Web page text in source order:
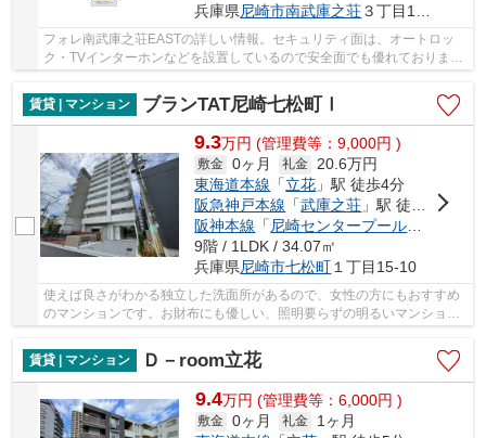
兵庫県尼崎市南武庫之荘３丁目18-6
フォレ南武庫之荘EASTの詳しい情報。セキュリティ面は、オートロッ
ク・TVインターホンなどを設置しているので安全面でも優れておりま
す。室内設備はシステムキッチン・エアコン・ネッ...
賃貸 | マンション
ブランTAT尼崎七松町Ⅰ
9.3万円 (管理費等：9,000円 )
敷金 0ヶ月 礼金 20.6万円
東海道本線 「立花 」駅 徒歩4分
阪急神戸本線 「武庫之荘 」駅 徒歩31分
阪神本線 「尼崎センタープール前
9階 / 1LDK / 34.07㎡
兵庫県尼崎市七松町１丁目15-10
使えば良さがわかる独立した洗面所があるので、女性の方にもおすすめ
のマンションです。お財布にも優しい、照明要らずの明るいマンション
賃貸 | マンション
Ｄ－room立花
9.4万円 (管理費等：6,000円 )
敷金 0ヶ月 礼金
1ヶ月